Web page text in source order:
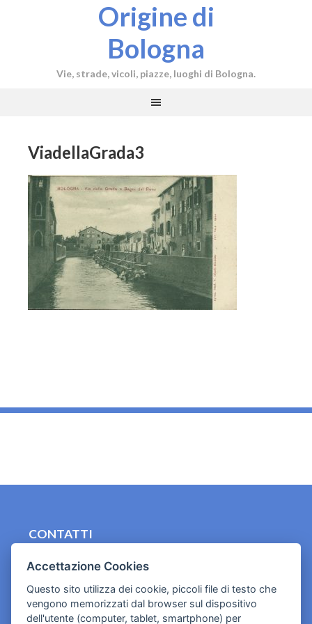
Origine di
Bologna
Vie, strade, vicoli, piazze, luoghi di Bologna.
ViadellaGrada3
CONTATTI
Cookies e informativa privacy
Accettazione Cookies
Questo sito utilizza dei cookie, piccoli file di testo che
vengono memorizzati dal browser sul dispositivo
dell'utente (computer, tablet, smartphone) per